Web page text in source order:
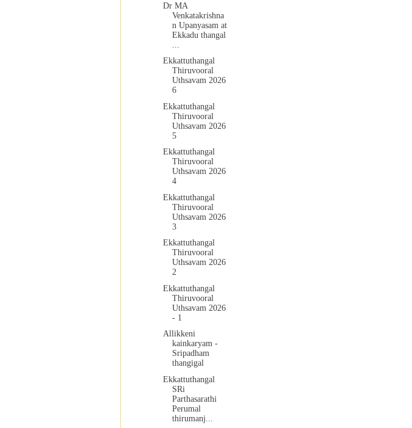
Dr MA
Venkatakrishna
n Upanyasam at
Ekkadu thangal
Ekkattuthangal
Thiruvooral
Uthsavam 2026
6
Ekkattuthangal
Thiruvooral
Uthsavam 2026
5
Ekkattuthangal
Thiruvooral
Uthsavam 2026
4
Ekkattuthangal
Thiruvooral
Uthsavam 2026
3
Ekkattuthangal
Thiruvooral
Uthsavam 2026
2
Ekkattuthangal
Thiruvooral
Uthsavam 2026
- 1
Allikkeni
kainkaryam -
Sripadham
thangigal
Ekkattuthangal
SRi
Parthasarathi
Perumal
thirumanj...